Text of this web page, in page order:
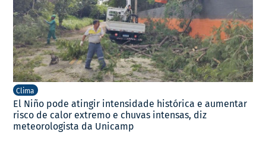
Clima
El Niño pode atingir intensidade histórica e aumentar
risco de calor extremo e chuvas intensas, diz
meteorologista da Unicamp